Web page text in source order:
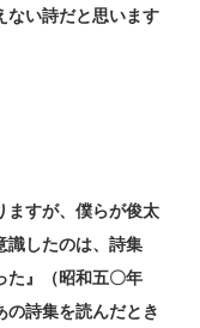
い詩だと思います
すが、僕らが俊太
識したのは、詩集
た』（昭和五〇年
の詩集を読んだとき